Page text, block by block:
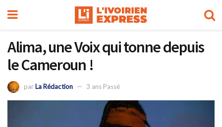
Alima, une Voix qui tonne depuis
le Cameroun !
parLa Rédaction 3 ans Passé